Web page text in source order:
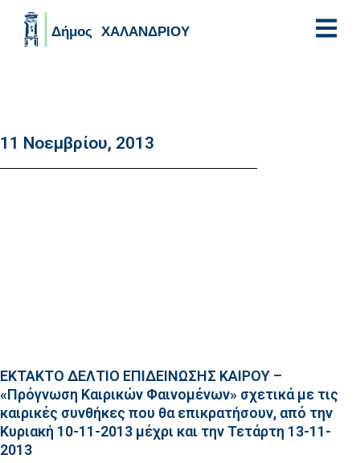
11 Νοεμβρίου, 2013
ΕΚΤΑΚΤΟ ΔΕΛΤΙΟ ΕΠΙΔΕΙΝΩΣΗΣ ΚΑΙΡΟΥ –
«Πρόγνωση Καιρικών Φαινομένων» σχετικά με τις
καιρικές συνθήκες που θα επικρατήσουν, από την
Κυριακή 10-11-2013 μέχρι και την Τετάρτη 13-11-
2013